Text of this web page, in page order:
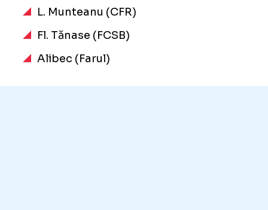
L. Munteanu (CFR)
Fl. Tănase (FCSB)
Alibec (Farul)